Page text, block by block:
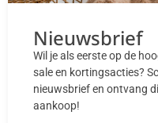
Nieuwsbrief
Wil je als eerste op de
sale en kortingsacties?
nieuwsbrief en ontvang
aankoop!